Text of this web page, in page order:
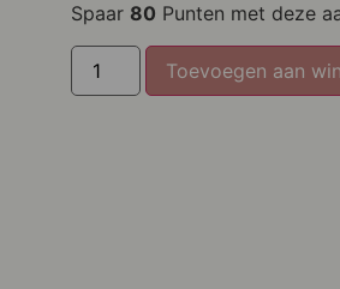
XXL
XXXL
Spaar 80 Punten met deze
Toevoegen aan